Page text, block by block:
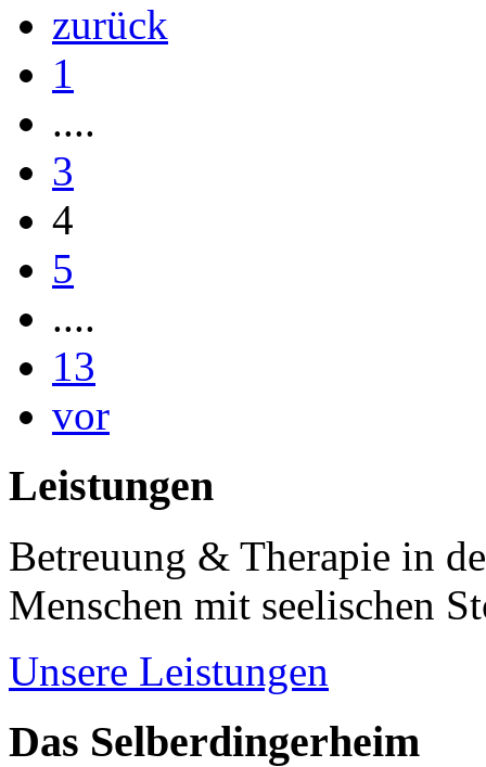
zurück
1
....
3
4
5
....
13
vor
Leistungen
Betreuung & Therapie in
Menschen mit seelischen
Unsere Leistungen
Das Selberdingerheim